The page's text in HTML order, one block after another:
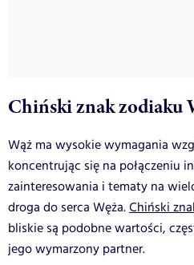
Chiński znak zodiaku
Wąż ma wysokie wymagania
koncentrując się na połączeniu
zainteresowania i tematy na
droga do serca Węża.Chiński
bliskie są podobne wartości,
jego wymarzony partner.